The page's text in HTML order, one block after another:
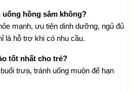
uống hồng sâm không?
mạnh, ưu tiên dinh dưỡng, ngủ đủ
là hỗ trợ khi có nhu cầu.
tốt nhất cho trẻ?
trưa, tránh uống muộn để hạn